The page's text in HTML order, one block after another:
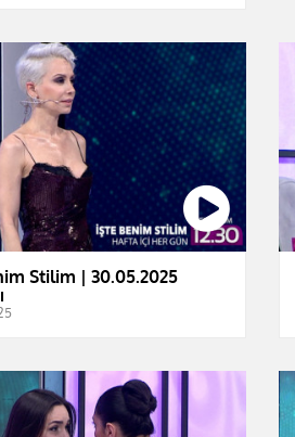
Stilim | 30.05.2025